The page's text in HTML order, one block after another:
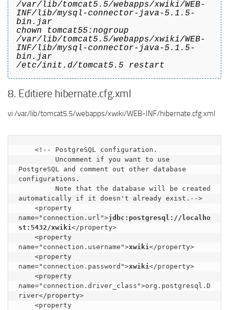
/var/lib/tomcat5.5/webapps/xwiki/WEB-
INF/lib/mysql-connector-java-5.1.5-
bin.jar
chown tomcat55:nogroup
/var/lib/tomcat5.5/webapps/xwiki/WEB-
INF/lib/mysql-connector-java-5.1.5-
bin.jar
/etc/init.d/tomcat5.5 restart
8. Editiere hibernate.cfg.xml
vi /var/lib/tomcat5.5/webapps/xwiki/WEB-INF/hibernate.cfg.xml
PostgreSQL and comment out other database
configurations.
automatically if it doesn't already exist.-->
name="connection.url">jdbc:postgresql://localho
st:5432/xwiki</property>
name="connection.username">xwiki</property>
name="connection.password">xwiki</property>
name="connection.driver_class">org.postgresql.D
river</property>